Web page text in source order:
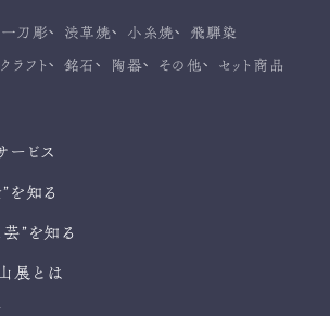
刀彫 渋草焼 小糸焼 飛騨染
クラフト 銘石 陶器 その他 セット商品
ービス
を知る
”を知る
展とは